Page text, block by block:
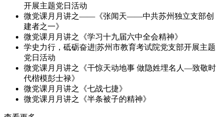
开展主题党日活动
微党课月月讲之——《张闻天——中共苏州独立支部创
建者之一》
微党课月月讲之《学习十九届六中全会精神》
学史力行，砥砺奋进|苏州市教育考试院党支部开展主题
党日活动
微党课月月讲之《干惊天动地事 做隐姓埋名人—致敬时
代楷模彭士禄》
微党课月月讲之《七战七捷》
微党课月月讲之《半条被子的精神》